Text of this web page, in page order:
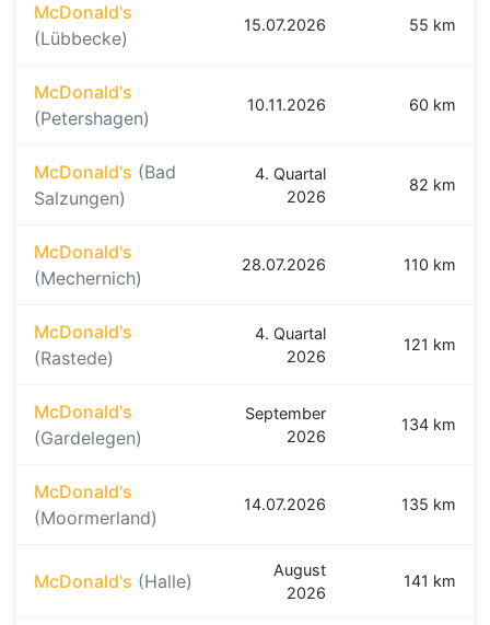
McDonald's
(Lübbecke)
15.07.2026 55 km
McDonald's
(Petershagen)
10.11.2026 60 km
McDonald's (Bad
Salzungen)
4. Quartal
2026
82 km
McDonald's
(Mechernich)
28.07.2026 110 km
McDonald's
(Rastede)
4. Quartal
2026
121 km
McDonald's
(Gardelegen)
September
2026
134 km
McDonald's
(Moormerland)
14.07.2026 135 km
McDonald's (Halle)
August
2026
141 km